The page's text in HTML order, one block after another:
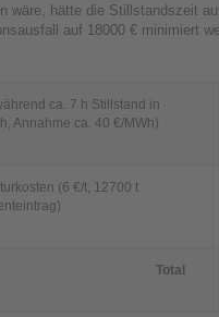
wäre, hätte die Stillstandszeit
auf 18000 € minimiert
ca. 7 h Stillstand in
Annahme ca. 40 €/MWh)
(6 €/t, 12700 t
Total